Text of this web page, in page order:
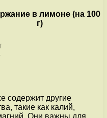
в лимоне (на 100
г)
содержит другие
такие как калий,
Они важны для